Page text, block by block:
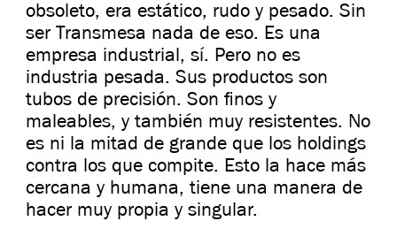
obsoleto, era estático, rudo y pesado. Sin
ser Transmesa nada de eso. Es una
empresa industrial, sí. Pero no es
industria pesada. Sus productos son
tubos de precisión. Son finos y
maleables, y también muy resistentes. No
es ni la mitad de grande que los holdings
contra los que compite. Esto la hace más
cercana y humana, tiene una manera de
hacer muy propia y singular.